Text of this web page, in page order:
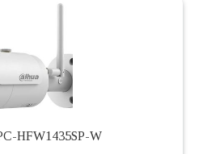
HFW1435SP-W